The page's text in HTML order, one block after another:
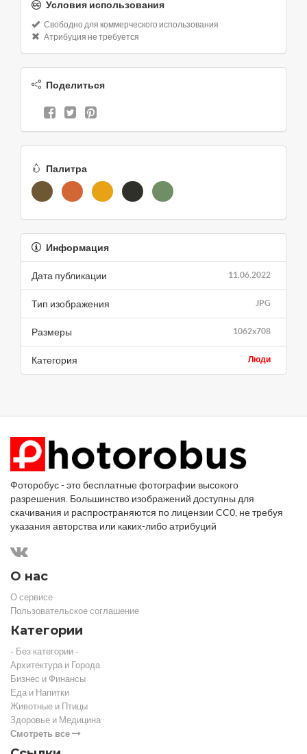
Условия использования
Свободно для коммерческого использования
Атрибуция не требуется
Поделиться
Палитра
Информация
11.06.2022
Дата публикации
JPG
Тип изображения
1062x708
Размеры
Люди
Категория
Фоторобус - это бесплатные фотографии высокого
разрешения. Большинство изображений доступны для
скачивания и распространяются по лицензии CC0, не требуя
указания авторства или каких-либо атрибуций
О нас
О сервисе
Пользовательское соглашение
Категории
- Без категории -
Архитектура и Города
Бизнес и Финансы
Еда и Напитки
Животные и Птицы
Здоровье и Медицина
Смотреть все